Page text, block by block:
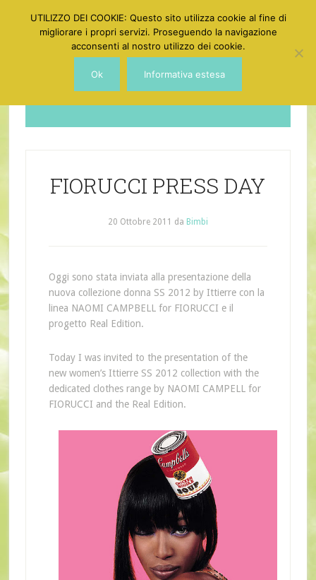
Dotgirl
FIORUCCI PRESS DAY
20 Ottobre 2011 da Bimbi
Oggi sono stata inviata alla presentazione della
nuova collezione donna SS 2012 by Ittierre con la
linea NAOMI CAMPBELL for FIORUCCI e il
progetto Real Edition.
Today I was invited to the presentation of the
new women’s Ittierre SS 2012 collection with the
dedicated clothes range by NAOMI CAMPELL for
FIORUCCI and the Real Edition.
UTILIZZO DEI COOKIE: Questo sito utilizza cookie al fine di
migliorare i propri servizi. Proseguendo la navigazione
acconsenti al nostro utilizzo dei cookie.
Ok Informativa estesa